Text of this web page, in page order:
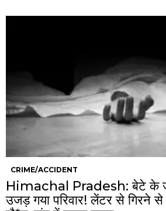
CRIME/ACCIDENT
Himachal Pradesh: बेटे के
उजड़ गया परिवार! लेंटर से गिरने से